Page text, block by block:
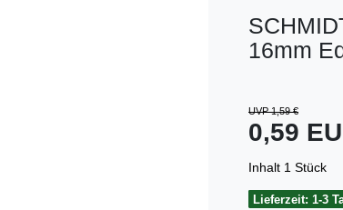
16mm
UVP 1,59 €
0,59
Inhalt 1 Stück
Lieferzeit: 1-3